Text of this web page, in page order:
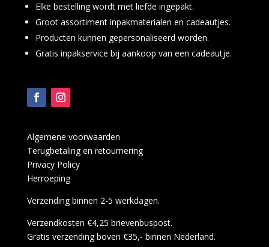
Elke bestelling wordt met liefde ingepakt.
Groot assortiment inpakmaterialen en cadeautjes.
Producten kunnen gepersonaliseerd worden.
Gratis inpakservice bij aankoop van een cadeautje.
Algemene voorwaarden
Terugbetaling en retournering
Privacy Policy
Herroeping
Verzending binnen 2-5 werkdagen.
Verzendkosten €4,25 brievenbuspost.
Gratis verzending boven €35,- binnen Nederland.